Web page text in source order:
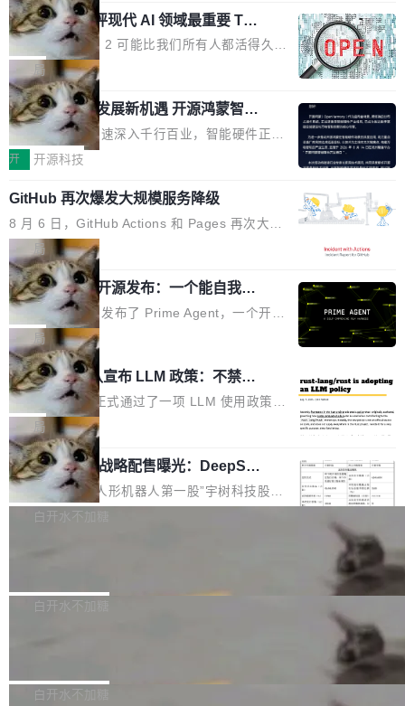
功率段机身尺寸十分紧凑的1600W电源产品。小
巧机身有效提升市面主流标准A...
业化营销服务的需求从未如此迫切。 但市场扩容
的同时,服务商的竞争逻辑正在改变。2026年Top
Agency年度合辑的观察指出,“产品”这个离消费
者最近的载体,在整个品牌营销层面的权重显著变
高了。全域营销服务商的竞争正在从规模转向深
度,案例厚度、全域覆盖、多线协同...
n 这条推文引发了广泛讨论。他不是在说风凉
话，他是说出了一个圈内人尽皆知但很少公开捅
破的事实。 Jordan 随后补充了一句软化声明：
「我不认为这些会议上大部分论文都在过度宣传
或造假。问题是，作为读者，如果你筛选出那些
看起来最令人兴奋的论文，那它们大部分都是过
度宣传的。」 这才是真正的痛点。不是所有论文
都有问题，是最吸引眼球的那批论文最有问题。
他引用的帖子来自 Mathew Shen，一位 ICLR 2
026 的读者：「看了篇 ...
xAI 前工程师评现代 AI 领域最重要 Top
3 开源项目
Flash Attention 2 可能比我们所有人都活得久。
这句话不是来自某个技术博客，而是出自 Hieu
Pham 的一条推文。Hieu Pham 是谁？他是 xAI
的早期工程师之一，在 Grok 训练基础设施团队
工作过。近日他在 X 上发了一条帖子，列出了他
认为现代 AI 领域最重要的三个开源项目。 第一
理由很具体。FA 系列不需要解释，但 FA2 是他
认为最重要的一个——复杂度恰到好处，刚好能
驱动你去学 CuTe，但还没被那些"邪恶的" Hopp
er++ 优化所淹没，足够容易修改和适配。 更关
键的是 FA2 的持久性...
局
共商智能硬件发展新机遇 开源鸿蒙智能
硬件开发者日杭州站即将举行
随着万物智联加速深入千行百业，智能硬件正从
单点设备迈向智能化、网联化、协同化发展。作
鸿蒙通过统一技术底座和分布式能力，为不同类
型智能设备的开发、连接与互联提供关键支撑，
也为产业链企业探索产品创新与商业增长打开新
的空间。 8月14日，开源鸿蒙智能硬件开发者日
（OHDD：OpenHarmony Hardware Develope
r Day）将在杭州启航。活动面向智能硬件产业
链企业和开发者，邀请行业专家与资深技术顾
问，围绕开源鸿蒙技术能力、设备适配、芯片适
配、功耗与稳定性调优、兼容性测评及统一互联
等内容展开系统讲解和实战交流，帮助企业进一
步了解开源鸿蒙在智能...
开 开源科技
GitHub 再次爆发大规模服务降级
8 月 6 日，GitHub Actions 和 Pages 再次大规
模服务降级，Actions 完全不可用超过 5 小时，
webhook 停发，连自托管 runner 也因调度层故
障无法工作。Pages、Copilot code review、C
opilot coding agent 全部受影响。从检测到完全
恢复，大约 12 小时。 这是 2026 年 8 月的第六
起事故，其中四起与 AI/Copilot 服务相关。 Git
Hub 员工 kdaigle 在 HN 讨论中贴出了一组数
据：2025 年全年 10 亿次 commit。现在，每周
2.75 亿次，全年预计 140 亿次。GitHub...
局
Prime Agent 开源发布：一个能自我改
进的编程 Agent，ARC-AGI 3 超越人类
专家基线
Prime Intellect 发布了 Prime Agent，一个开源
的编程 Agent Harness，核心设计围绕两个抽
象：Recursive Language Model（RLM）和 C
ontinual Harness。在 ARC-AGI 3 基准测试
上，Prime Agent + Opus 5 的组合达到了 95.
5% RHAE Best@1，超过了 ARC 报告的人类专
家基线 95.4%。 不是又一个 coding agent 包装
器 Prime Agent 的架构和市面上大多数 coding
agent 有本质区别。大多数 agent harness 的设
计是基于早期模型的能力—...
局
Rust 项目团队宣布 LLM 政策：不禁
止，但你要承认哪些代码不是你写的
Rust 语言项目正式通过了一项 LLM 使用政策，
覆盖 rust-lang/rust 单一仓库的代码贡献。这不
是项目级别的官方立场，目前由五个团队采纳，
但它可能是主流开源项目中关于 AI 辅助贡献最
细致的一份规则。 政策的核心只有一句话：LLM
可以用来分析、提炼、审阅、建议，但不能用来
不得生成涉及安全性的关键变更，除非作者本身
局
宇树科技 IPO 战略配售曝光：DeepSe
ek 获配 93.3 万股，锁定 36 个月
8月6日晚间，“人形机器人第一股”宇树科技股份
有限公司披露IPO发行价格及战略配售结果，杭
36个月。 公告显示，本次宇树科技战略配售对
员工参与设立的专项资产管理计划。其中，Dee
白开水不加糖
Bug fixes and enhancements 修复多次传递同
一个回归问题，该问题导致拉取镜像时会拒绝包
白开水不加糖
e 孵化器项目管理委员会（IPMC）投票中获得
白开水不加糖